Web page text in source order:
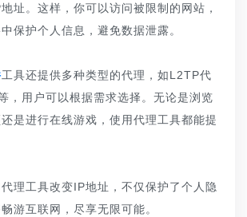
址。这样，你可以访问被限制的网站，
保护个人信息，避免数据泄露。
工具还提供多种类型的代理，如L2TP代
，用户可以根据需求选择。无论是浏览
是进行在线游戏，使用代理工具都能提
理工具改变IP地址，不仅保护了个人隐
游互联网，尽享无限可能。